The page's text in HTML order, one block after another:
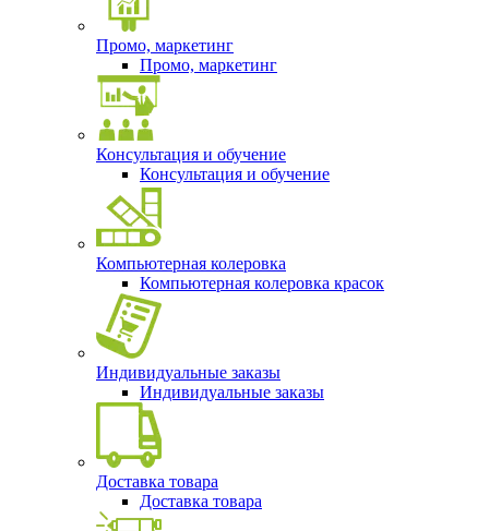
Промо, маркетинг
Промо, маркетинг
Консультация и обучение
Консультация и обучение
Компьютерная колеровка
Компьютерная колеровка красок
Индивидуальные заказы
Индивидуальные заказы
Доставка товара
Доставка товара